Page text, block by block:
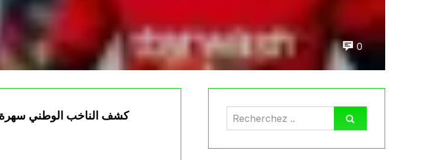
0
كشف الناخب الوطني سهرة